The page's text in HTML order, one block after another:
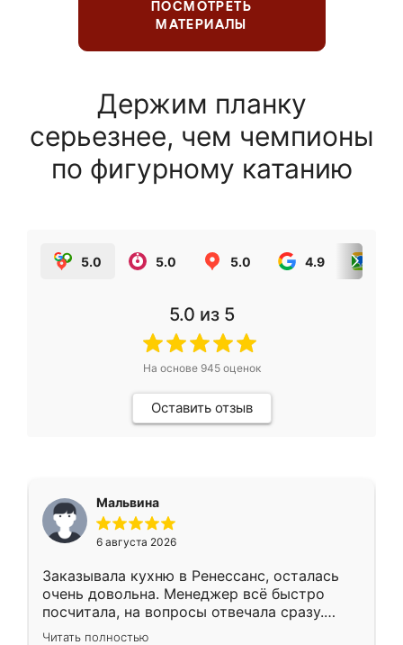
ПОСМОТРЕТЬ
МАТЕРИАЛЫ
Держим планку
серьезнее, чем чемпионы
по фигурному катанию
5.0 5.0 5.0 4.9
5.0 из 5
На основе 945оценок
Оставить отзыв
Мальвина
6 августа 2026
Заказывала кухню в Ренессанс, осталась
очень довольна. Менеджер всё быстро
посчитала, на вопросы отвечала сразу.
Замерщик приехал в субботу, подошёл к
Читать полностью